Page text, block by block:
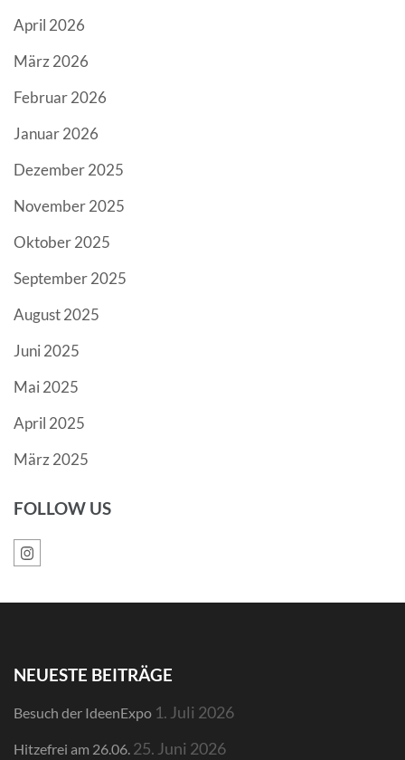
April 2026
März 2026
Februar 2026
Januar 2026
Dezember 2025
November 2025
Oktober 2025
September 2025
August 2025
Juni 2025
Mai 2025
April 2025
März 2025
FOLLOW US
NEUESTE BEITRÄGE
Besuch der IdeenExpo 1. Juli 2026
Hitzefrei am 26.06. 25. Juni 2026